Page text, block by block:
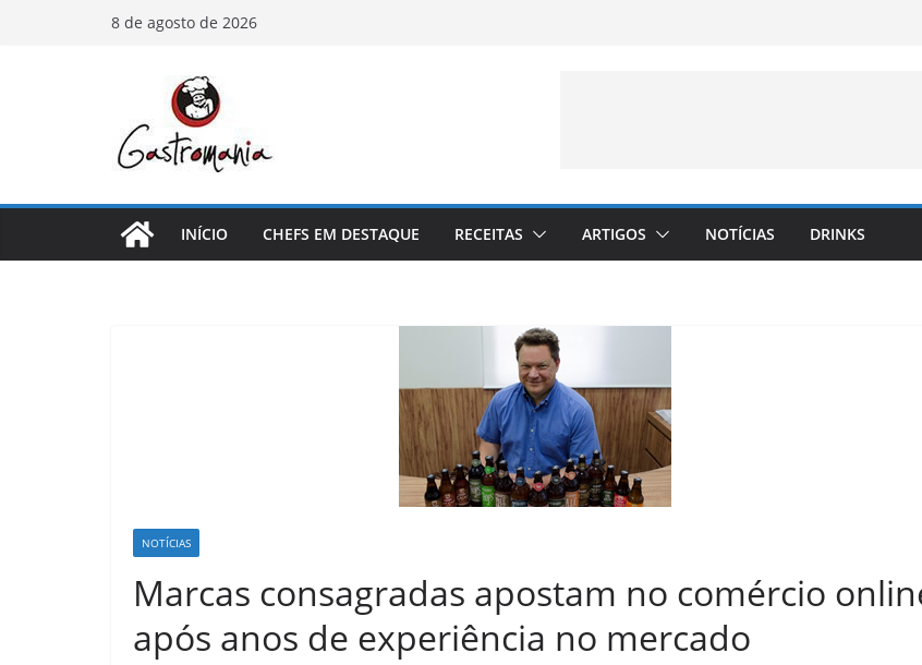
8 de agosto de 2026
INÍCIO CHEFS EM DESTAQUE RECEITAS ARTIGOS NOTÍCIAS DRINKS
NOTÍCIAS
Marcas consagradas apostam no comércio
após anos de experiência no mercado